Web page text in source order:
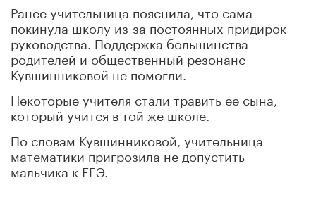
Ранее учительница пояснила, что сама
покинула школу из-за постоянных придирок
руководства. Поддержка большинства
родителей и общественный резонанс
Кувшинниковой не помогли.
Некоторые учителя стали травить ее сына,
который учится в той же школе.
По словам Кувшинниковой, учительница
математики пригрозила не допустить
мальчика к ЕГЭ.